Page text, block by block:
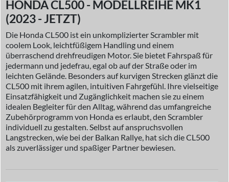
HONDA CL500 - MODELLREIHE MK1
(2023 - JETZT)
Die Honda CL500 ist ein unkomplizierter Scrambler mit
coolem Look, leichtfüßigem Handling und einem
überraschend drehfreudigen Motor. Sie bietet Fahrspaß für
jedermann und jedefrau, egal ob auf der Straße oder im
leichten Gelände. Besonders auf kurvigen Strecken glänzt die
CL500 mit ihrem agilen, intuitiven Fahrgefühl. Ihre vielseitige
Einsatzfähigkeit und Zugänglichkeit machen sie zu einem
idealen Begleiter für den Alltag, während das umfangreiche
Zubehörprogramm von Honda es erlaubt, den Scrambler
individuell zu gestalten. Selbst auf anspruchsvollen
Langstrecken, wie bei der Balkan Rallye, hat sich die CL500
als zuverlässiger und spaßiger Partner bewiesen.